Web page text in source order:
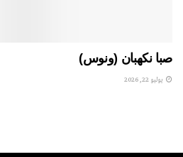
صبا نكهبان (ونوس)
يوليو 22, 2026